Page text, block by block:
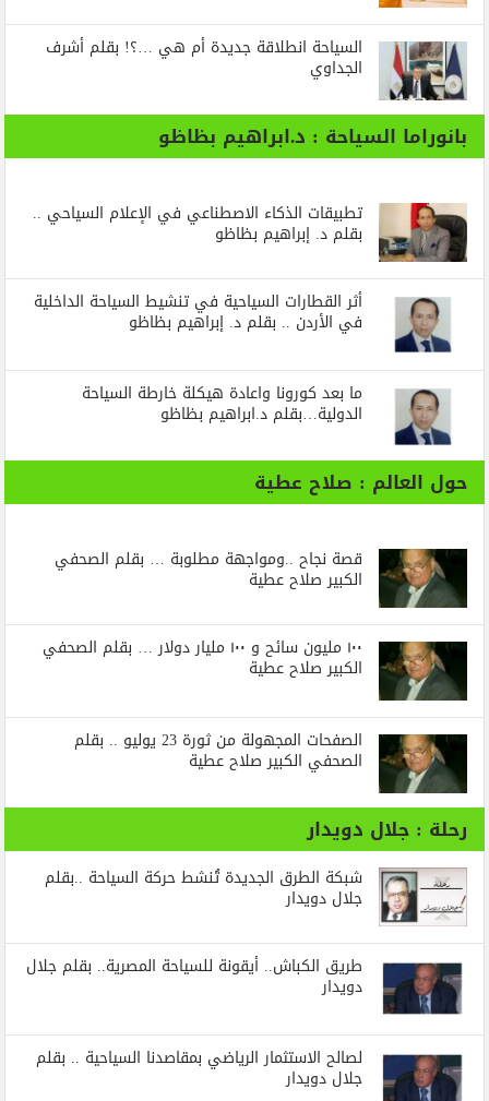
السياحة انطلاقة جديدة أم هي …؟! بقلم أشرف
الجداوي
بانوراما السياحة : د.ابراهيم بظاظو
تطبيقات الذكاء الاصطناعي في الإعلام السياحي ..
بقلم د. إبراهيم بظاظو
أثر القطارات السياحية في تنشيط السياحة الداخلية
في الأردن .. بقلم د. إبراهيم بظاظو
ما بعد كورونا واعادة هيكلة خارطة السياحة
الدولية…بقلم د.ابراهيم بظاظو
حول العالم : صلاح عطية
قصة نجاح ..ومواجهة مطلوبة … بقلم الصحفي
الكبير صلاح عطية
١٠٠ مليون سائح و ١٠٠ مليار دولار … بقلم الصحفي
الكبير صلاح عطية
الصفحات المجهولة من ثورة 23 يوليو .. بقلم
الصحفي الكبير صلاح عطية
رحلة : جلال دويدار
شبكة الطرق الجديدة تُنشط حركة السياحة ..بقلم
جلال دويدار
طريق الكباش.. أيقونة للسياحة المصرية.. بقلم جلال
دويدار
لصالح الاستثمار الرياضي بمقاصدنا السياحية .. بقلم
جلال دويدار